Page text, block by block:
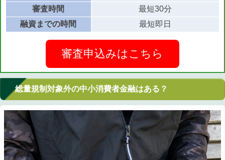
審査時間
最短30分
融資までの時間
最短即日
審査申込みはこちら
総量規制対象外の中小消費者金融はある？